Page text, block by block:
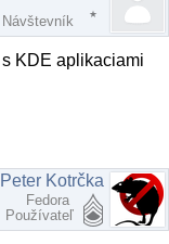
Návštevník
KDE aplikaciami
Peter Kotrčka
Fedora
Používateľ